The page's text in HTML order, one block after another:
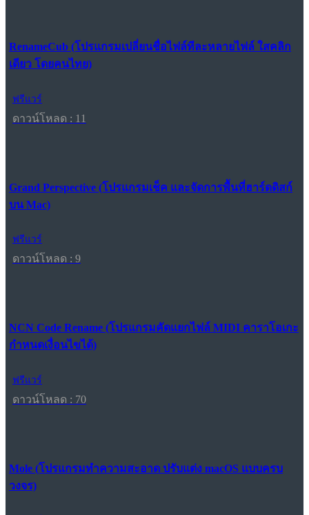
RenameCub (โปรแกรมเปลี่ยนชื่อไฟล์ทีละหลายไฟล์ ใสคลิก
เดียว โดยคนไทย)
ฟรีแวร์
ดาวน์โหลด : 11
Grand Perspective (โปรแกรมเช็ค และจัดการพื้นที่ฮาร์ดดิสก์
บน Mac)
ฟรีแวร์
ดาวน์โหลด : 9
NCN Code Rename (โปรแกรมคัดแยกไฟล์ MIDI คาราโอเกะ
กำหนดเงื่อนไขได้)
ฟรีแวร์
ดาวน์โหลด : 70
Mole (โปรแกรมทำความสะอาด ปรับแต่ง macOS แบบครบ
วงจร)